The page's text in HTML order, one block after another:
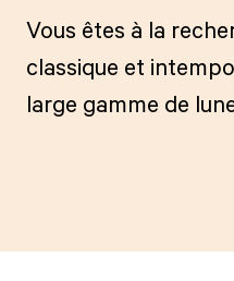
Vous êtes à la
classique et
large gamme de